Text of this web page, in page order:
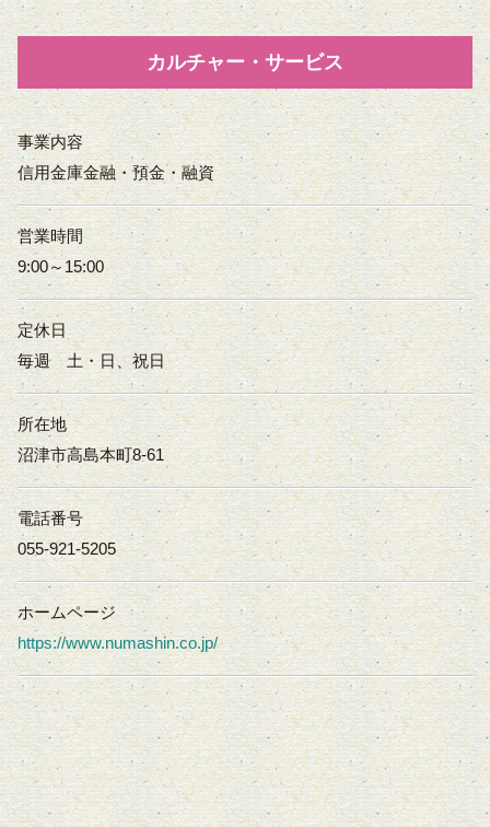
カルチャー・サービス
事業内容
信用金庫金融・預金・融資
営業時間
9:00～15:00
定休日
毎週 土・日、祝日
所在地
沼津市高島本町8-61
電話番号
055-921-5205
ホームページ
https://www.numashin.co.jp/